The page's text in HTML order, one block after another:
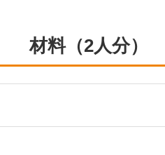
材料（2人分）